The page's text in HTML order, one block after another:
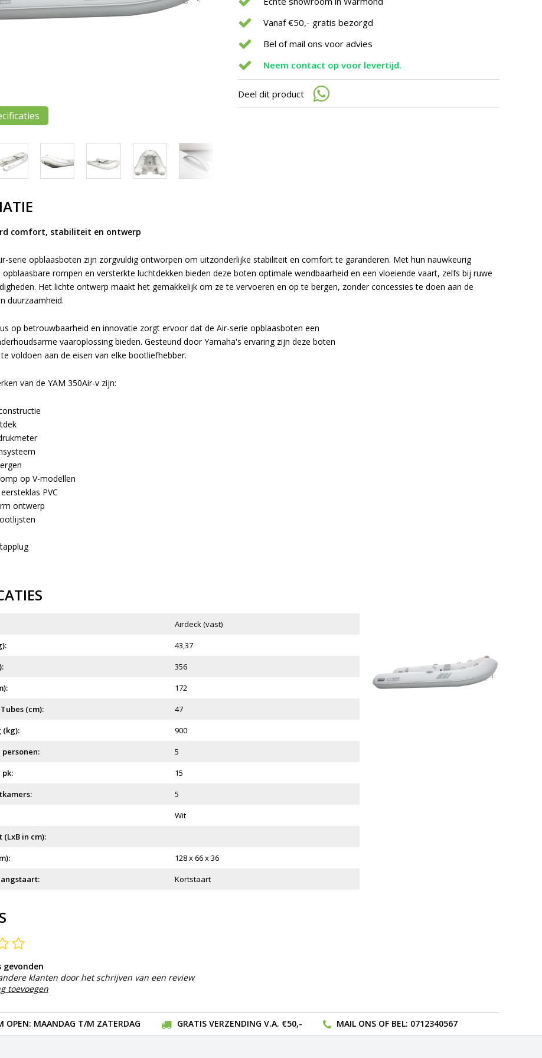
Als
met
werkt,
kunt
Vanaf €50,- gratis bezorgd
Bel of mail ons voor advies
Neem contact op voor levertijd.
Deel dit product
comfort, stabiliteit en ontwerp
serie opblaasboten zijn zorgvuldig ontworpen om uitzonderlijke stabiliteit en comfort te garanderen. Met hun nauwkeurig
rompen en versterkte luchtdekken bieden deze boten optimale wendbaarheid en een vloeiende vaart, zelfs bij ruwe
Het lichte ontwerp maakt het gemakkelijk om ze te vervoeren en op te bergen, zonder concessies te doen aan de
duurzaamheid.
op betrouwbaarheid en innovatie zorgt ervoor dat de Air-serie opblaasboten een
vaaroplossing bieden. Gesteund door Yamaha's ervaring zijn deze boten
voldoen aan de eisen van elke bootliefhebber.
van de YAM 350Air-v zijn:
op V-modellen
PVC
ontwerp
Airdeck (vast)
43,37
356
172
(cm):
47
(kg):
900
personen:
5
pk:
15
5
Wit
(LxB in cm):
128 x 66 x 36
Kortstaart
gevonden
klanten door het schrijven van een review
toevoegen
OPEN: MAANDAG T/M ZATERDAG GRATIS VERZENDING V.A. €50,- MAIL ONSOF BEL: 0712340567